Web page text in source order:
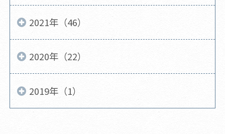
2021年（46）
2020年（22）
2019年（1）